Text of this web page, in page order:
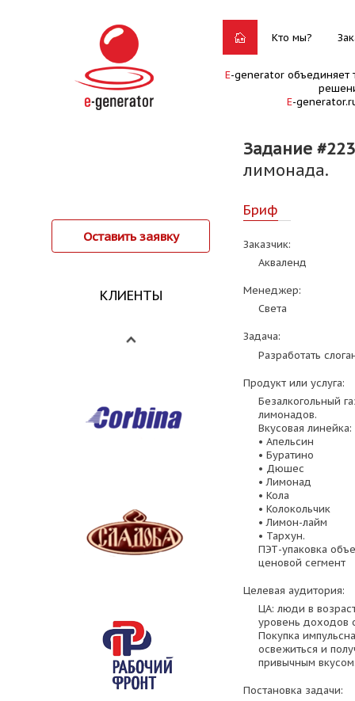
Кто мы?
E-generator объединяет
E-
Задание
лимонада.
Оставить заявку
КЛИЕНТЫ
Бриф
Заказчик:
Акваленд
Менеджер:
Света
Задача:
Разработать
Продукт или услуга:
Безалкогольный
лимонадов.
Вкусовая линейка:
• Апельсин
• Буратино
• Дюшес
• Лимонад
• Кола
• Колокольчик
• Лимон-лайм
• Тархун.
ПЭТ-упаковка
ценовой сегмент
Целевая аудитория:
ЦА: люди в
уровень доходов
Покупка
освежиться и
привычным
Постановка задачи: